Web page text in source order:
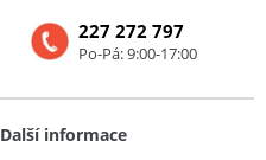
227 272 797
Po-Pá: 9:00-17:00
Další informace